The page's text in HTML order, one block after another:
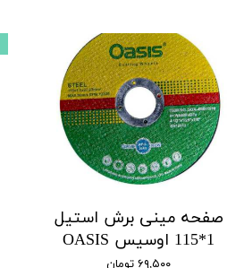
صفحه مینی برش استیل
1*115 اوسیس OASIS
۶۹,۵۰۰ تومان